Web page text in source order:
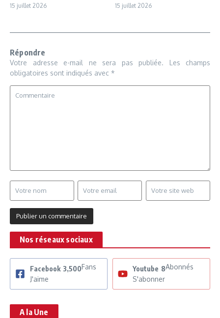
15 juillet 2026 15 juillet 2026
Répondre
Votre adresse e-mail ne sera pas publiée.
Les champs
obligatoires sont indiqués avec *
Nos réseaux sociaux
Facebook 3,500Fans
J'aime
Youtube 8Abonnés
S'abonner
A la Une